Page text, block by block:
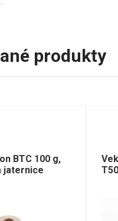
produkty
BTC 100 g,
jaternice